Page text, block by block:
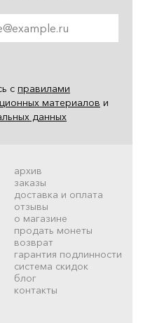
с правилами
материалов и
данных
архив
заказы
доставка и оплата
отзывы
о магазине
продать монеты
возврат
гарантия подлинности
система скидок
блог
контакты